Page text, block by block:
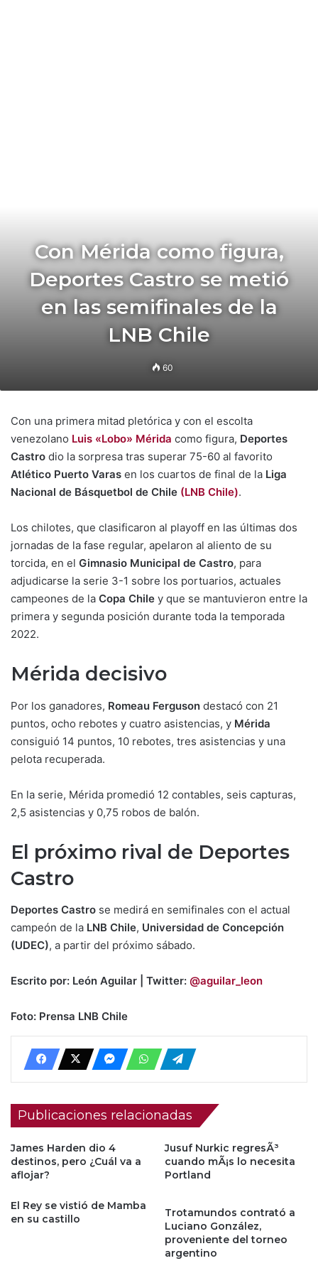
Con Mérida como figura,
Deportes Castro se metió
en las semifinales de la
LNB Chile
60
Con una primera mitad pletórica y con el escolta
venezolano Luis «Lobo» Mérida como figura, Deportes
Castro dio la sorpresa tras superar 75-60 al favorito
Atlético Puerto Varas en los cuartos de final de la Liga
Nacional de Básquetbol de Chile (LNB Chile).
Los chilotes, que clasificaron al playoff en las últimas dos
jornadas de la fase regular, apelaron al aliento de su
torcida, en el Gimnasio Municipal de Castro, para
adjudicarse la serie 3-1 sobre los portuarios, actuales
campeones de la Copa Chile y que se mantuvieron entre la
primera y segunda posición durante toda la temporada
2022.
Mérida decisivo
Por los ganadores, Romeau Ferguson destacó con 21
puntos, ocho rebotes y cuatro asistencias, y Mérida
consiguió 14 puntos, 10 rebotes, tres asistencias y una
pelota recuperada.
En la serie, Mérida promedió 12 contables, seis capturas,
2,5 asistencias y 0,75 robos de balón.
El próximo rival de Deportes
Castro
Deportes Castro se medirá en semifinales con el actual
campeón de la LNB Chile, Universidad de Concepción
(UDEC), a partir del próximo sábado.
Escrito por: León Aguilar | Twitter: @aguilar_leon
Foto: Prensa LNB Chile
Publicaciones relacionadas
James Harden dio 4
destinos, pero ¿Cuál va a
aflojar?
Jusuf Nurkic regresÃ³
cuando mÃ¡s lo necesita
Portland
El Rey se vistió de Mamba
en su castillo
Trotamundos contrató a
Luciano González,
proveniente del torneo
argentino